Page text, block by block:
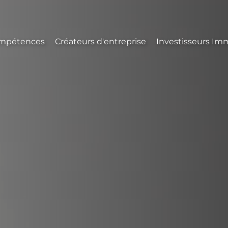
Créateurs d'entreprise Investisseurs